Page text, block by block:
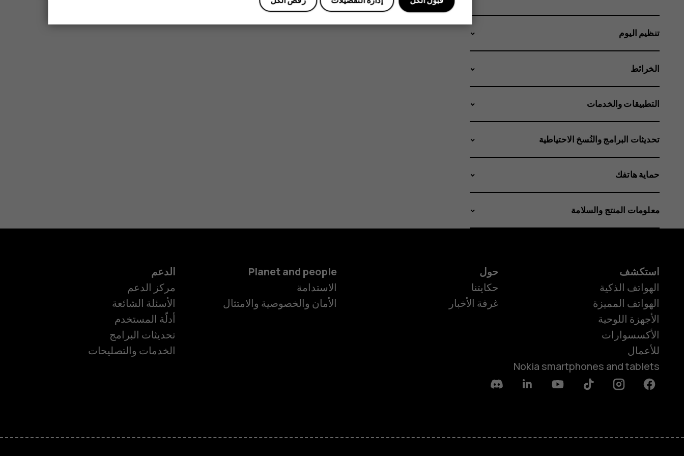
الهواتف الذكية
HMD DUB
تنظيم اليوم
الخرائط
التطبيقات والخدمات
تحديثات البرامج والنُسخ الاحتياطية
حماية هاتفك
معلومات المنتج والسلامة
استكشف
الهواتف الذكية
الهواتف المميزة
الأجهزة اللوحية
الأكسسوارات
للأعمال
Nokia smartphones and tablets
حول
حكايتنا
غرفة الأخبار
Planet and people
الاستدامة
الأمان والخصوصية والامتثال
الدعم
مركز الدعم
الأسئلة الشائعة
أدلّة المستخدم
تحديثات البرامج
الخدمات والتصليحات
Facebook
Instagram
Tiktok
Youtube
Linkedin
Discord